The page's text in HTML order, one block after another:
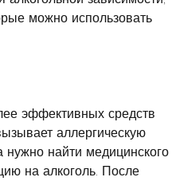
можно использовать
эффективных средств
аллергическую
нужно найти медицинского
на алкоголь. После